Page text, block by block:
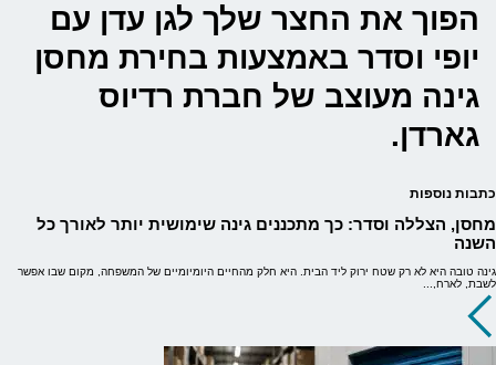
הפוך את החצר שלך לגן עדן עם
יופי וסדר באמצעות בחירת מחסן
גינה מעוצב של חברת רדיוס
גארדן.
כתבות נוספות
מחסן, הצללה וסדר: כך מתכננים גינה שימושית יותר לאורך כל
השנה
גינה טובה היא לא רק שטח ירוק ליד הבית. היא חלק מהחיים היומיומיים של המשפחה, מקום שבו אפשר
לשבת, לארח,...